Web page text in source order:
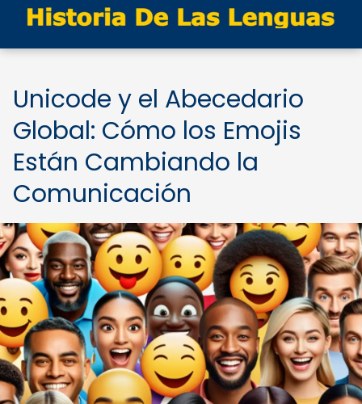
Unicode y el Abecedario
Global: Cómo los Emojis
Están Cambiando la
Comunicación